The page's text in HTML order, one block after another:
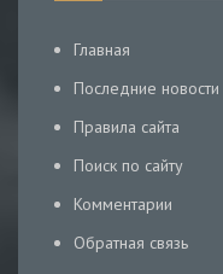
Главная
Последние новости
Правила сайта
Поиск по сайту
Комментарии
Обратная связь